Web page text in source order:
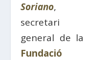
Soriano,
secretari
general de la
Fundació